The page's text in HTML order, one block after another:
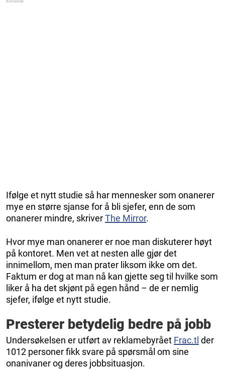
Ifølge et nytt studie så har mennesker som onanerer
mye en større sjanse for å bli sjefer, enn de som
onanerer mindre, skriverThe Mirror.
Hvor mye man onanerer er noe man diskuterer høyt
på kontoret. Men vet at nesten alle gjør det
innimellom, men man prater liksom ikke om det.
Faktum er dog at man nå kan gjette seg til hvilke som
liker å ha det skjønt på egen hånd – de er nemlig
sjefer, ifølge et nytt studie.
Presterer betydelig bedre på jobb
Undersøkelsen er utført av reklamebyrået Frac.tl der
1012 personer fikk svare på spørsmål om sine
onanivaner og deres jobbsituasjon.